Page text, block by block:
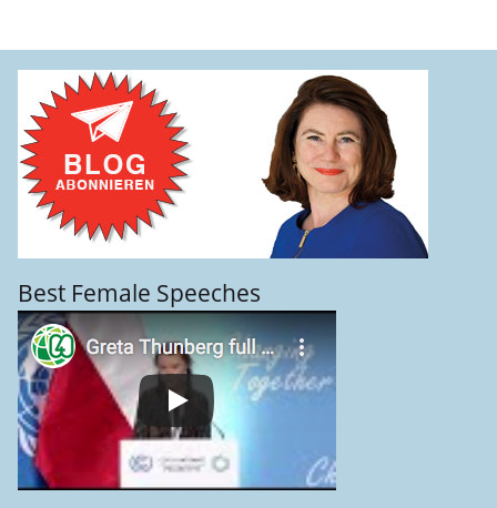
Best Female Speeches